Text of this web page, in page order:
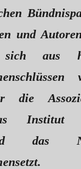
und
aus
die
das
das